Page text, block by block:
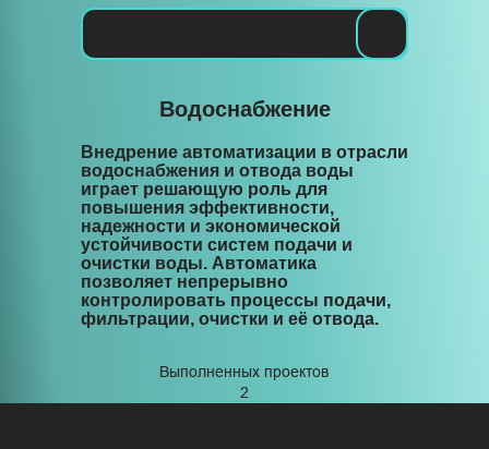
Связаться
Блог
Готовые
Реализованные
проекты
Услуги
Реализованные проекты
Блог
Готовые решения
Связаться
Выполненных проектов
2
Водоснабжение
Внедрение автоматизации в отрасли
водоснабжения и отвода воды
играет решающую роль для
повышения эффективности,
надежности и экономической
устойчивости систем подачи и
очистки воды. Автоматика
позволяет непрерывно
контролировать процессы подачи,
фильтрации, очистки и её отвода.